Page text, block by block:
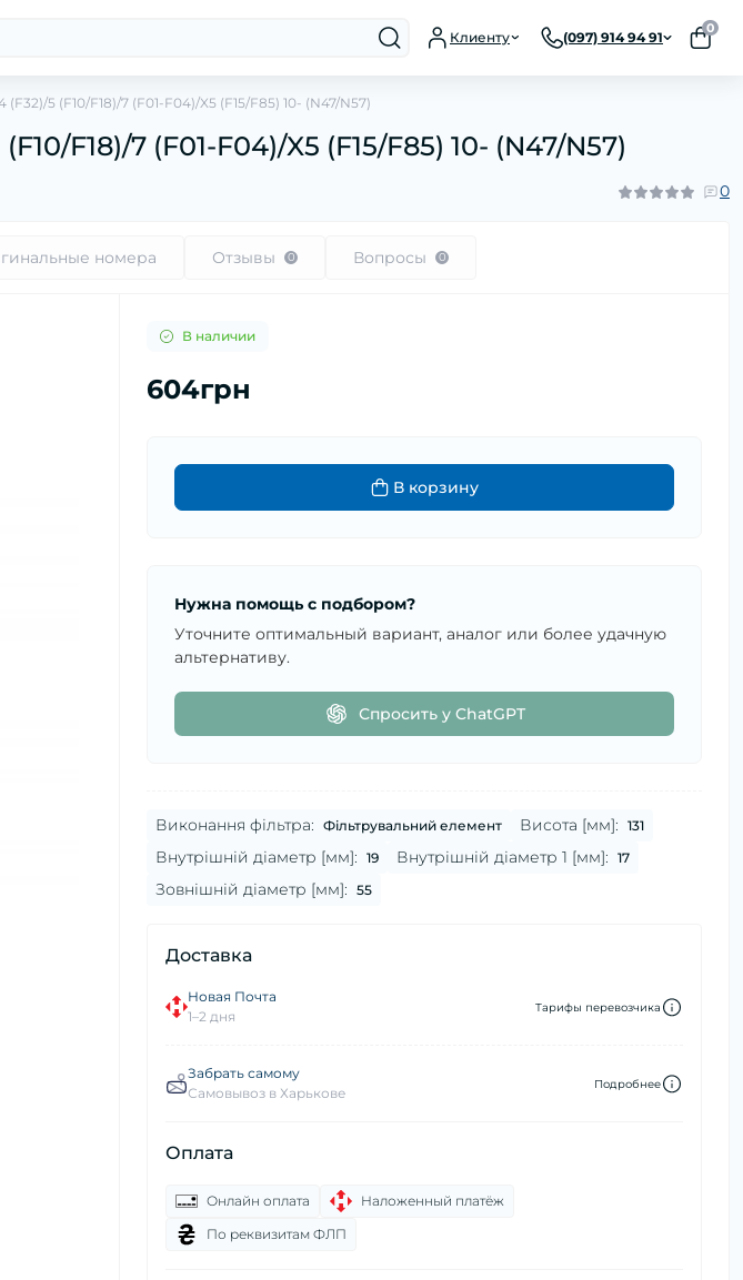
Клиенту (097) 914 94 91
0
5 (F10/F18)/7 (F01-F04)/X5 (F15/F85) 10- (N47/N57)
F18)/7 (F01-F04)/X5 (F15/F85) 10- (N47/N57)
0
номера Отзывы 0 Вопросы 0
В наличии
604грн
В корзину
Нужна помощь с подбором?
Уточните оптимальный вариант, аналог или более удачную
альтернативу.
Спросить у ChatGPT
Виконання фільтра: Фільтрувальний елемент Висота [мм]: 131
Внутрішній діаметр [мм]: 19 Внутрішній діаметр 1 [мм]: 17
Зовнішній діаметр [мм]: 55
Доставка
Новая Почта
1–2 дня
Тарифы перевозчика
Забрать самому
Самовывоз в Харькове
Подробнее
Оплата
Онлайн оплата
Наложенный платёж
По реквизитам ФЛП